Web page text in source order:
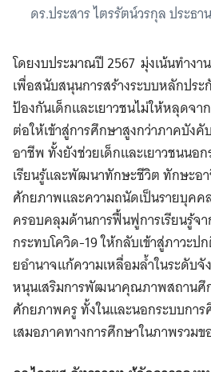
ดร.ประสาร ไตรรัตน์วรกุล ประธ
โดยงบประมาณปี 2567 มุ่งเน้นทำง
เพื่อสนับสนุนการสร้างระบบหลักปร
ป้องกันเด็กและเยาวชนไม่ให้หลุดจา
ต่อให้เข้าสู่การศึกษาสูงกว่าภาคบัง
อาชีพ ทั้งยังช่วยเด็กและเยาวชนนอ
เรียนรู้และพัฒนาทักษะชีวิต ทักษะ
ศักยภาพและความถนัดเป็นรายบุค
ครอบคลุมด้านการฟื้นฟูการเรียนรู้จ
กระทบโควิด-19 ให้กลับเข้าสู่ภาวะป
ยอำนาจแก้ความเหลื่อมล้ำในระดับ
หนุนเสริมการพัฒนาคุณภาพสถานศึ
ศักยภาพครู ทั้งในและนอกระบบการ
เสมอภาคทางการศึกษาในภาพรวมข